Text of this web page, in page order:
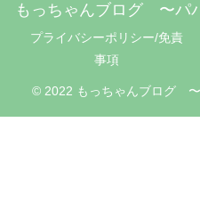
もっちゃんブログ 〜パ
プライバシーポリシー/免責
事項
© 2022 もっちゃんブログ